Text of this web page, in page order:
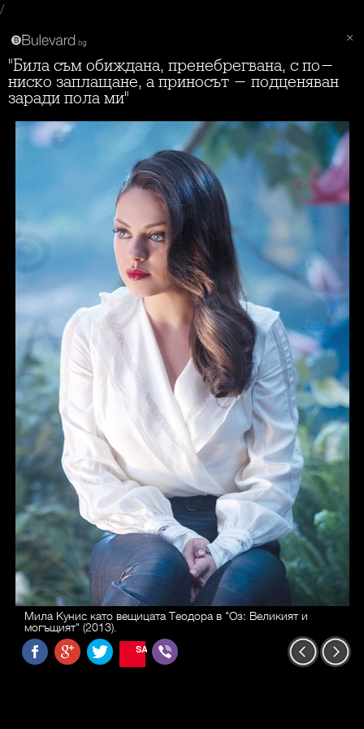
/
"Била съм обиждана, пренебрегвана, с по-
ниско заплащане, а приносът - подценяван
заради пола ми"
Мила Кунис като вещицата Теодора в "Оз: Великият и
могъщият" (2013).
SAVE